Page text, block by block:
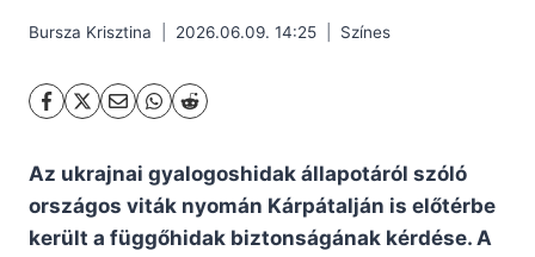
Bursza Krisztina 2026.06.09. 14:25 Színes
Az ukrajnai gyalogoshidak állapotáról szóló
országos viták nyomán Kárpátalján is előtérbe
került a függőhidak biztonságának kérdése. A